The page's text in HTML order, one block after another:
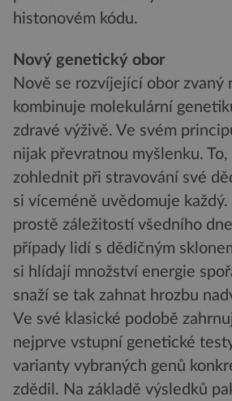
histonovém kódu.
Nový genetický obor
Nově se rozvíjející obor zvaný
kombinuje molekulární
zdravé výživě. Ve svém
nijak převratnou myšlenku.
zohlednit při stravování své
si víceméně uvědomuje
prostě záležitostí všedního
případy lidí s dědičným
si hlídají množství energie
snaží se tak zahnat hrozbu
Ve své klasické podobě
nejprve vstupní genetické
varianty vybraných genů
zdědil. Na základě výsledků